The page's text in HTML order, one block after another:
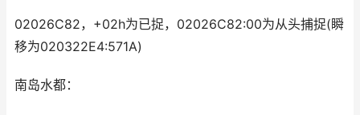
02026C82，+02h为已捉，02026C82:00为从头捕捉(瞬
移为020322E4:571A)
南岛水都：